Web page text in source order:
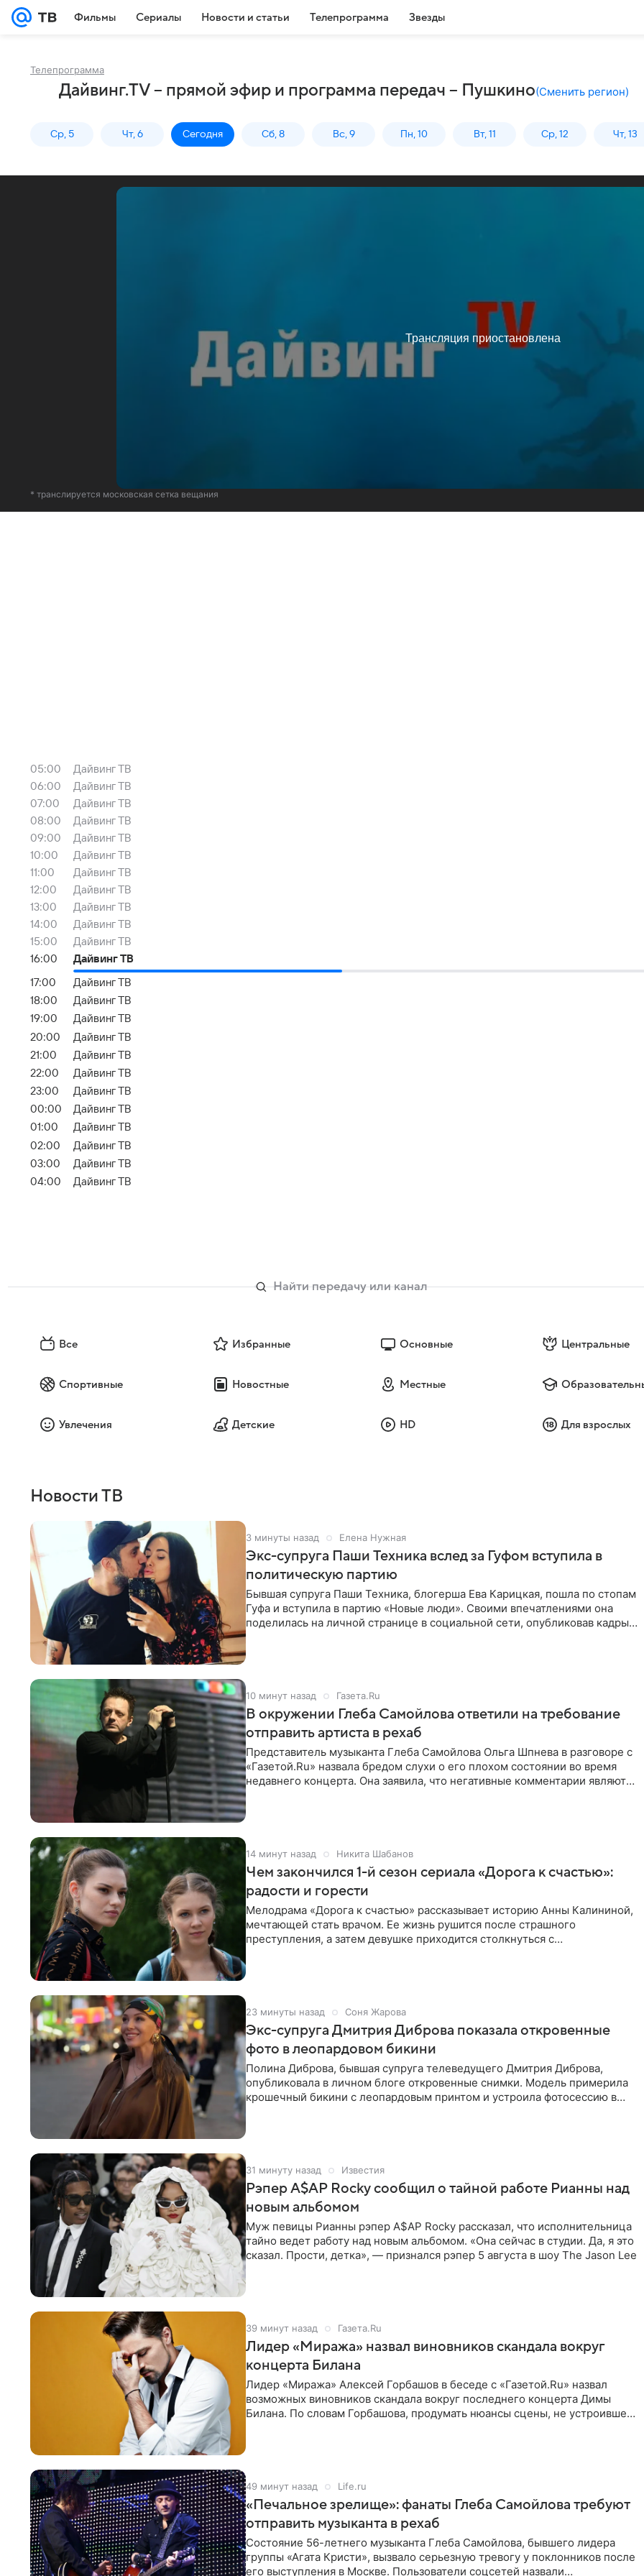
Фильмы Сериалы Новости и статьи Телепрограмма Звезды
Телепрограмма
Дайвинг.TV – прямой эфир и программа передач – Пушкино(Сменить регион)
Ср, 5 Чт, 6 Сегодня Сб, 8 Вс, 9 Пн, 10 Вт, 11 Ср, 12 Чт, 13
* транслируется московская сетка вещания
05:00
Дайвинг ТВ
06:00
Дайвинг ТВ
07:00
Дайвинг ТВ
08:00
Дайвинг ТВ
09:00
Дайвинг ТВ
10:00
Дайвинг ТВ
11:00
Дайвинг ТВ
12:00
Дайвинг ТВ
13:00
Дайвинг ТВ
14:00
Дайвинг ТВ
15:00
Дайвинг ТВ
16:00
Дайвинг ТВ
17:00
Дайвинг ТВ
18:00
Дайвинг ТВ
19:00
Дайвинг ТВ
20:00
Дайвинг ТВ
21:00
Дайвинг ТВ
22:00
Дайвинг ТВ
23:00
Дайвинг ТВ
00:00
Дайвинг ТВ
01:00
Дайвинг ТВ
02:00
Дайвинг ТВ
03:00
Дайвинг ТВ
04:00
Дайвинг ТВ
Все Избранные Основные Центральные
Спортивные Новостные Местные
Увлечения Детские HD Для взрослых
Новости ТВ
3 минуты назад Елена Нужная
Экс-супруга Паши Техника вслед за Гуфом вступила в
политическую партию
Бывшая супруга Паши Техника, блогерша Ева Карицкая, пошла по стопам
Гуфа и вступила в партию «Новые люди». Своими впечатлениями она
поделилась на личной странице в социальной сети, опубликовав кадры
10 минут назад Газета.Ru
В окружении Глеба Самойлова ответили на требование
отправить артиста в рехаб
Представитель музыканта Глеба Самойлова Ольга Шпнева в разговоре с
«Газетой.Ru» назвала бредом слухи о его плохом состоянии во время
недавнего концерта. Она заявила, что негативные комментарии являются
14 минут назад Никита Шабанов
Чем закончился 1-й сезон сериала «Дорога к счастью»:
радости и горести
Мелодрама «Дорога к счастью» рассказывает историю Анны Калининой,
мечтающей стать врачом. Ее жизнь рушится после страшного
преступления, а затем девушке приходится столкнуться с
23 минуты назад Соня Жарова
Экс-супруга Дмитрия Диброва показала откровенные
фото в леопардовом бикини
Полина Диброва, бывшая супруга телеведущего Дмитрия Диброва,
опубликовала в личном блоге откровенные снимки. Модель примерила
крошечный бикини с леопардовым принтом и устроила фотосессию в
31 минуту назад Известия
Рэпер A$AP Rocky сообщил о тайной работе Рианны над
новым альбомом
Муж певицы Рианны рэпер A$AP Rocky рассказал, что исполнительница
тайно ведет работу над новым альбомом. «Она сейчас в студии. Да, я это
сказал. Прости, детка», — признался рэпер 5 августа в шоу The Jason Lee
39 минут назад Газета.Ru
Лидер «Миража» назвал виновников скандала вокруг
концерта Билана
Лидер «Миража» Алексей Горбашов в беседе с «Газетой.Ru» назвал
возможных виновников скандала вокруг последнего концерта Димы
Билана. По словам Горбашова, продумать нюансы сцены, не устроившей
49 минут назад Life.ru
«Печальное зрелище»: фанаты Глеба Самойлова требуют
отправить музыканта в рехаб
Состояние 56-летнего музыканта Глеба Самойлова, бывшего лидера
группы «Агата Кристи», вызвало серьезную тревогу у поклонников после
его выступления в Москве. Пользователи соцсетей назвали